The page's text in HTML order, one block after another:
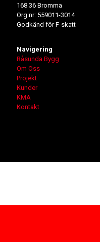
168 36 Bromma
Org.nr: 559011-3014
Godkänd för F-skatt
Navigering
Råsunda Bygg
Om Oss
Projekt
Kunder
KMA
Kontakt